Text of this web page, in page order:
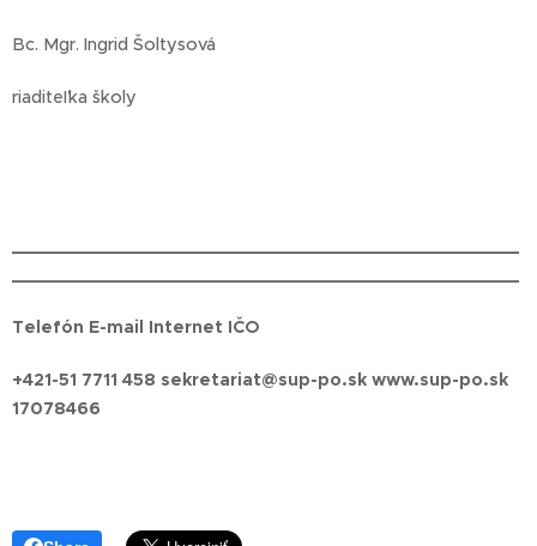
Bc. Mgr. Ingrid Šoltysová
riaditeľka školy
Telefón E-mail Internet IČO
+421-51 7711 458 sekretariat@sup-po.sk www.sup-po.sk
17078466